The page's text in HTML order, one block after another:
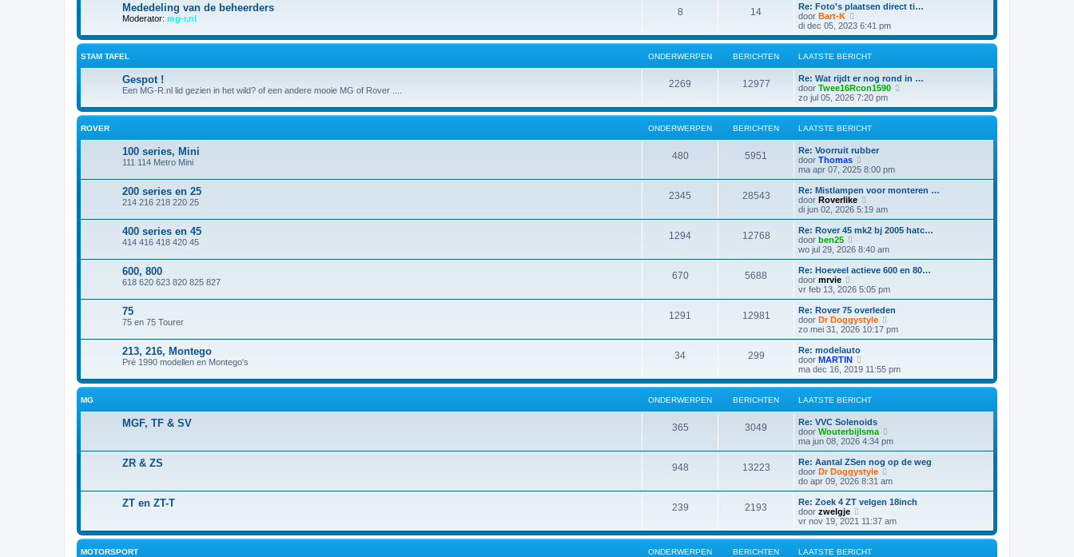
j
k
l
a
t
s
t
e
b
e
r
i
h
t
Mededeling van de beheerders
Moderator: mg-r.nl
8 14
Re: Foto's plaatsen direct ti…
door Bart-K
e
k
i
j
a
a
t
s
e
b
e
r
i
c
h
t
di dec 05, 2023 6:41 pm
STAM TAFEL ONDERWERPEN BERICHTEN LAATSTE BERICHT
Gespot !
Een MG-R.nl lid gezien in het wild? of een andere mooie MG of Rover ....
2269 12977
Re: Wat rijdt er nog rond in …
door Twee16Rcon1590
k
i
s
t
e
r
h
t
zo jul 05, 2026 7:20 pm
ROVER ONDERWERPEN BERICHTEN LAATSTE BERICHT
100 series, Mini
111 114 Metro Mini
480 5951
Re: Voorruit rubber
door Thomas
e
k
j
k
a
a
s
e
e
r
i
c
h
t
ma apr 07, 2025 8:00 pm
200 series en 25
214 216 218 220 25
2345 28543
Re: Mistlampen voor monteren …
door Roverlike
e
k
i
k
a
t
s
e
b
e
r
h
t
di jun 02, 2026 5:19 am
400 series en 45
414 416 418 420 45
1294 12768
Re: Rover 45 mk2 bj 2005 hatc…
door ben25
e
k
i
k
a
t
s
e
b
e
r
c
h
t
wo jul 29, 2026 8:40 am
600, 800
618 620 623 820 825 827
670 5688
Re: Hoeveel actieve 600 en 80…
door mrvie
e
k
i
j
k
a
a
t
s
t
b
e
r
i
c
h
t
vr feb 13, 2026 5:05 pm
75
75 en 75 Tourer
1291 12981
Re: Rover 75 overleden
door Dr Doggystyle
e
k
k
l
a
s
b
e
r
c
h
t
zo mei 31, 2026 10:17 pm
213, 216, Montego
Pré 1990 modellen en Montego's
34 299
Re: modelauto
door MARTIN
e
k
i
j
a
a
t
s
t
e
b
e
r
c
h
t
ma dec 16, 2019 11:55 pm
MG ONDERWERPEN BERICHTEN LAATSTE BERICHT
MGF, TF & SV 365 3049
Re: VVC Solenoids
door Wouterbijlsma
e
k
i
k
a
a
s
t
ma jun 08, 2026 4:34 pm
ZR & ZS 948 13223
Re: Aantal ZSen nog op de weg
door Dr Doggystyle
e
k
i
k
a
do apr 09, 2026 8:31 am
ZT en ZT-T 239 2193
Re: Zoek 4 ZT velgen 18inch
door zwelgje
e
k
i
j
vr nov 19, 2021 11:37 am
MOTORSPORT ONDERWERPEN BERICHTEN LAATSTE BERICHT